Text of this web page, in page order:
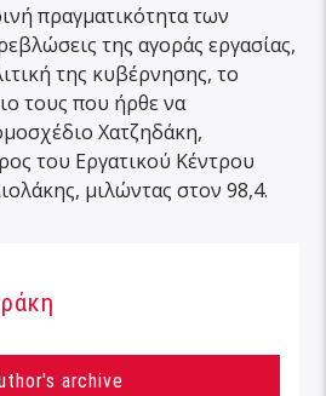
πραγματικότητα των
της αγοράς εργασίας,
της κυβέρνησης, το
τους που ήρθε να
Χατζηδάκη,
του Εργατικού Κέντρου
μιλώντας στον 98,4.
archive